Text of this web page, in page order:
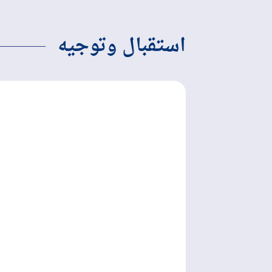
استقبال وتوجيه